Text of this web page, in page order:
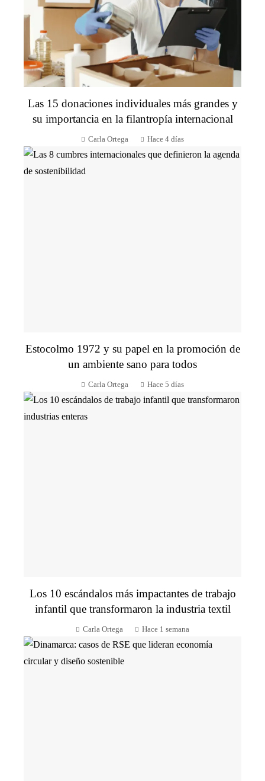
Las 15 donaciones individuales más grandes y
su importancia en la filantropía internacional
Carla Ortega Hace 4 días
Estocolmo 1972 y su papel en la promoción de
un ambiente sano para todos
Carla Ortega Hace 5 días
Los 10 escándalos más impactantes de trabajo
infantil que transformaron la industria textil
Carla Ortega Hace 1 semana